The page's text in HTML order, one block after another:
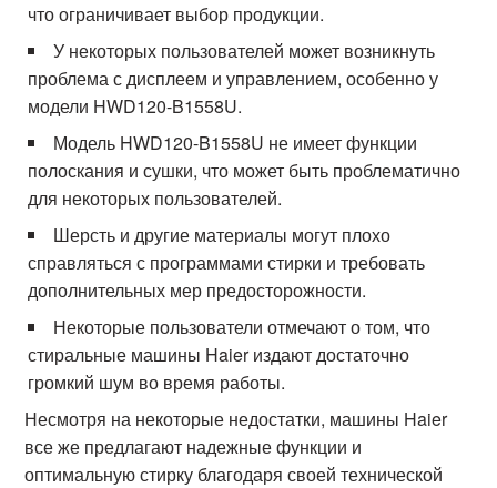
что ограничивает выбор продукции.
У некоторых пользователей может возникнуть
проблема с дисплеем и управлением, особенно у
модели HWD120-B1558U.
Модель HWD120-B1558U не имеет функции
полоскания и сушки, что может быть проблематично
для некоторых пользователей.
Шерсть и другие материалы могут плохо
справляться с программами стирки и требовать
дополнительных мер предосторожности.
Некоторые пользователи отмечают о том, что
стиральные машины Haier издают достаточно
громкий шум во время работы.
Несмотря на некоторые недостатки, машины Haier
все же предлагают надежные функции и
оптимальную стирку благодаря своей технической